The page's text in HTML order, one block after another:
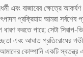
এবং বাজারের ক্ষেত্রে
প্রক্রিয়ায় আমরা সর্বশেষ
করতে পারে; সেটা
এবং আঘাত প্রতিরোধের
কোম্পানি একটি স্বতন্ত্র এবং